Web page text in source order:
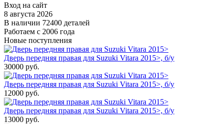
Вход на сайт
8 августа 2026
В наличии 72400 деталей
Работаем с 2006 года
Новые поступления
Дверь передняя правая для Suzuki Vitara 2015>, б/у
30000 руб.
Дверь передняя правая для Suzuki Vitara 2015>, б/у
12000 руб.
Дверь передняя правая для Suzuki Vitara 2015>, б/у
13000 руб.